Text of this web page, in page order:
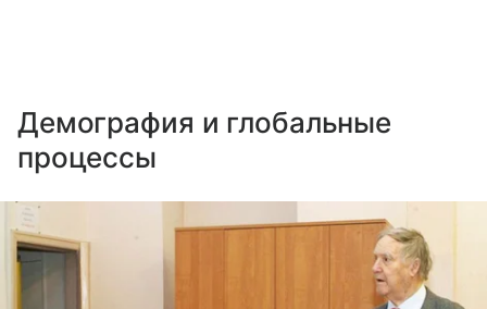
Демография и глобальные
процессы